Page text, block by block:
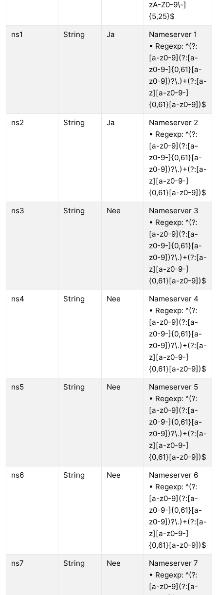
zA-Z0-9\-]
{5,25}$
ns1
String Ja
Nameserver 1
• Regexp: ^(?:
[a-z0-9](?:[a-
z0-9-]{0,61}[a-
z0-9])?\.)+(?:[a-
z][a-z0-9-]
{0,61}[a-z0-9])$
ns2
String Ja
Nameserver 2
• Regexp: ^(?:
[a-z0-9](?:[a-
z0-9-]{0,61}[a-
z0-9])?\.)+(?:[a-
z][a-z0-9-]
{0,61}[a-z0-9])$
ns3
String Nee
Nameserver 3
• Regexp: ^(?:
[a-z0-9](?:[a-
z0-9-]{0,61}[a-
z0-9])?\.)+(?:[a-
z][a-z0-9-]
{0,61}[a-z0-9])$
ns4
String Nee
Nameserver 4
• Regexp: ^(?:
[a-z0-9](?:[a-
z0-9-]{0,61}[a-
z0-9])?\.)+(?:[a-
z][a-z0-9-]
{0,61}[a-z0-9])$
ns5
String Nee
Nameserver 5
• Regexp: ^(?:
[a-z0-9](?:[a-
z0-9-]{0,61}[a-
z0-9])?\.)+(?:[a-
z][a-z0-9-]
{0,61}[a-z0-9])$
ns6
String Nee
Nameserver 6
• Regexp: ^(?:
[a-z0-9](?:[a-
z0-9-]{0,61}[a-
z0-9])?\.)+(?:[a-
z][a-z0-9-]
{0,61}[a-z0-9])$
ns7
String Nee
Nameserver 7
• Regexp: ^(?:
[a-z0-9](?:[a-